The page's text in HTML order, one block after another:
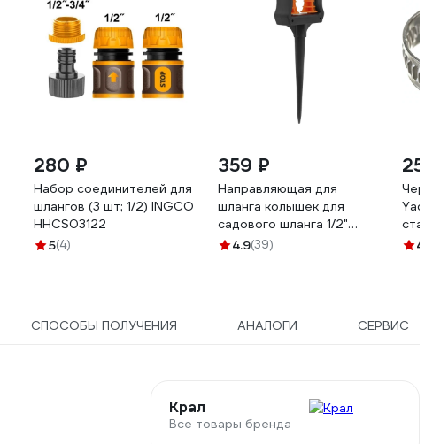
280 ₽
Набор соединителей для
шлангов (3 шт; 1/2) INGCO
HHCS03122
5(4)
359 ₽
Направляющая для
шланга колышек для
садового шланга 1/2"
MasterProf ДС.070921
4.9(39)
25 ₽
Yada
сталь
4.6
СПОСОБЫ ПОЛУЧЕНИЯ АНАЛОГИ СЕРВИС
Крал
Все товары бренда